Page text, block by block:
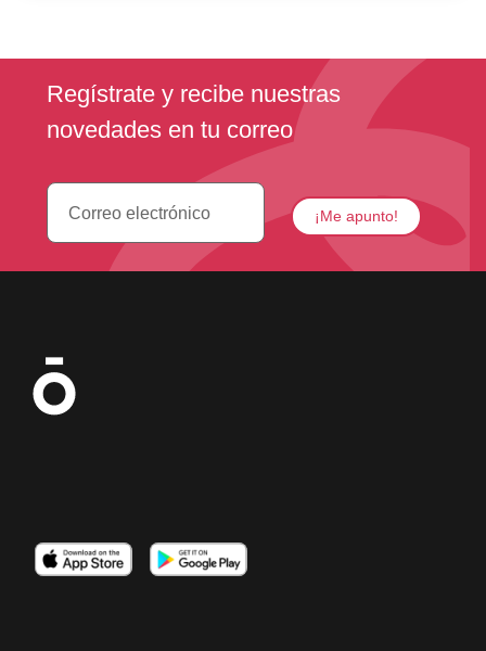
Imagen
Imagen Imagen